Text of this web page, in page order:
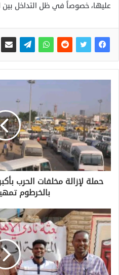
عليها، خصوصاً في ظل التداخل بين
حملة لإزالة مخلفات الحرب
بالخرطوم